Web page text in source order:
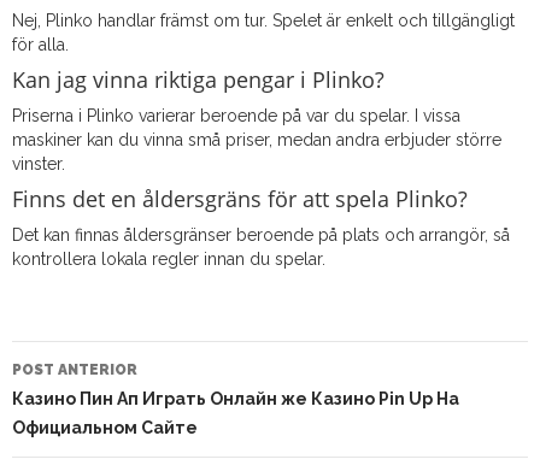
Nej, Plinko handlar främst om tur. Spelet är enkelt och tillgängligt
för alla.
Kan jag vinna riktiga pengar i Plinko?
Priserna i Plinko varierar beroende på var du spelar. I vissa
maskiner kan du vinna små priser, medan andra erbjuder större
vinster.
Finns det en åldersgräns för att spela Plinko?
Det kan finnas åldersgränser beroende på plats och arrangör, så
kontrollera lokala regler innan du spelar.
NAVEGAÇÃO
DO
POST
POST ANTERIOR
Казино Пин Ап Играть Онлайн же Казино Pin Up На
Официальном Сайте